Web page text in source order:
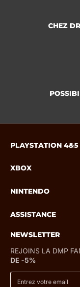
CHEZ
PLAYSTATION 4&5
XBOX
NINTENDO
ASSISTANCE
NEWSLETTER
REJOINS LA DMP
DE -5%
Entrez votre email